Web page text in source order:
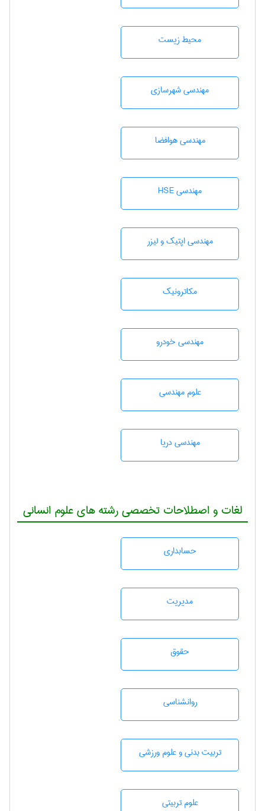
محيط زيست
مهندسی شهرسازی
مهندسی هوافضا
مهندسی HSE
مهندسی اپتیک و لیزر
مکاترونیک
مهندسی خودرو
علوم مهندسی
مهندسی دریا
لغات و اصطلاحات تخصصی رشته های علوم انسانی
حسابداری
مديريت
حقوق
روانشناسی
تربيت بدنی و علوم ورزشی
علوم تربيتی